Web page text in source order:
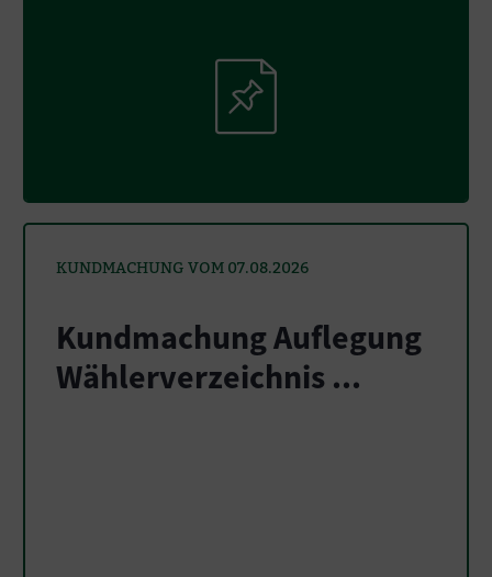
KUNDMACHUNG VOM 07.08.2026
Kundmachung Auflegung
Wählerverzeichnis ...